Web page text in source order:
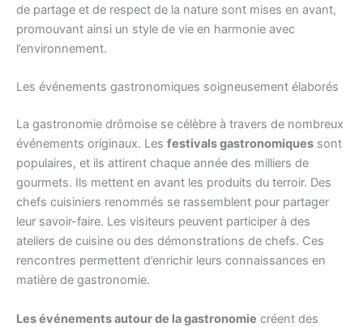
de partage et de respect de la nature sont mises en avant,
promouvant ainsi un style de vie en harmonie avec
l’environnement.
Les événements gastronomiques soigneusement élaborés
La gastronomie drômoise se célèbre à travers de nombreux
événements originaux. Les festivals gastronomiques sont
populaires, et ils attirent chaque année des milliers de
gourmets. Ils mettent en avant les produits du terroir. Des
chefs cuisiniers renommés se rassemblent pour partager
leur savoir-faire. Les visiteurs peuvent participer à des
ateliers de cuisine ou des démonstrations de chefs. Ces
rencontres permettent d’enrichir leurs connaissances en
matière de gastronomie.
Les événements autour de la gastronomie créent des